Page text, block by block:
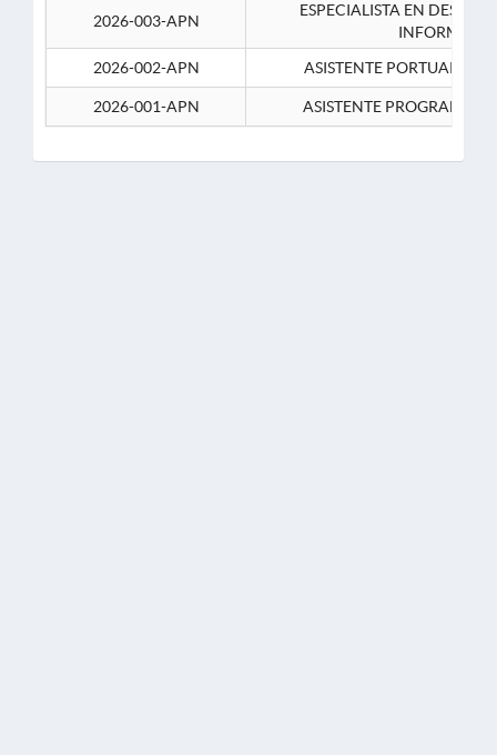
2026-003-APN
ESPECIALISTA EN
2026-002-APN
ASISTENTE PORTUARIO 2-
2026-001-APN ASISTENTE